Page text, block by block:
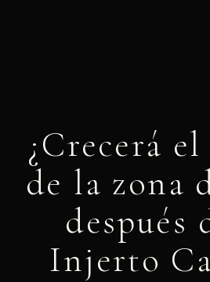
¿Crecerá
de la zona
después
Injerto